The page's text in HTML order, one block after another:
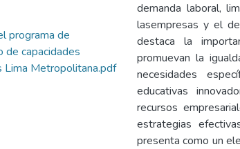
programa de
de capacidades
Lima Metropolitana.pdf
demanda laboral,
lasempresas y el
destaca la
promuevan la
necesidades
educativas
recursos
estrategias
presenta como un